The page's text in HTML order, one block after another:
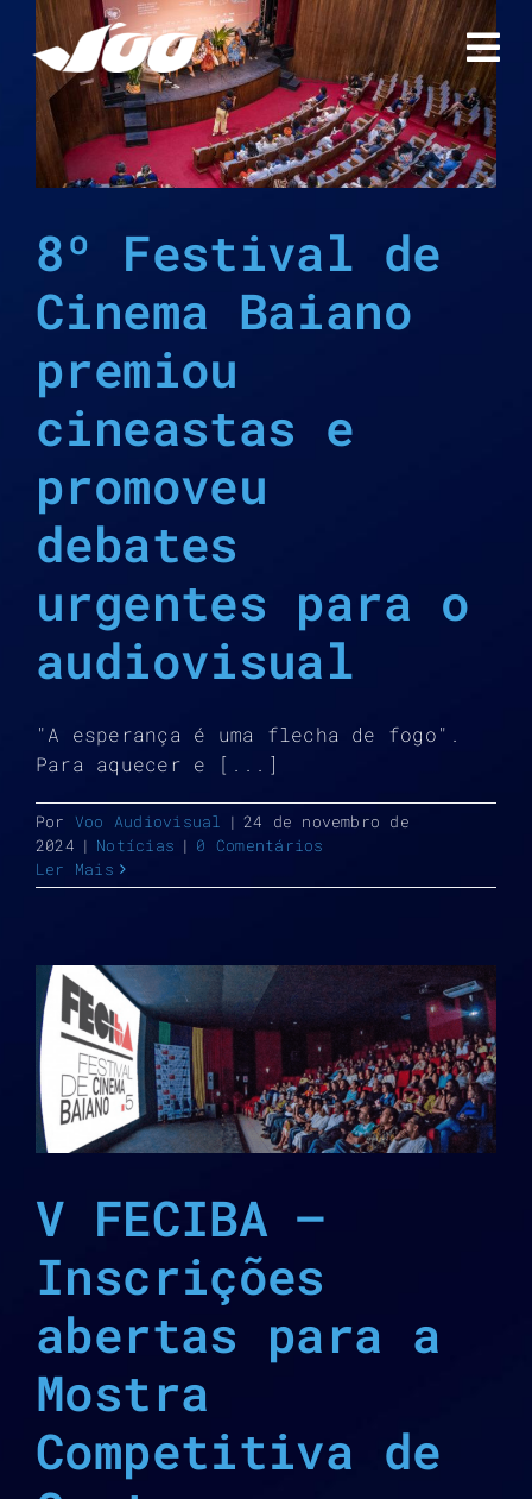
para
conteúdo
8º Festival de
Cinema Baiano
premiou
cineastas e
promoveu
debates
urgentes para o
audiovisual
"A esperança é uma flecha de fogo".
Para aquecer e [...]
Por Voo Audiovisual | 24 de novembro de
2024 | Notícias | 0 Comentários
Ler Mais
V FECIBA –
Inscrições
abertas para a
Mostra
Competitiva de